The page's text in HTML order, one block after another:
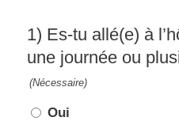
1) Es-tu allé(e) à
une journée ou
(Nécessaire)
Oui